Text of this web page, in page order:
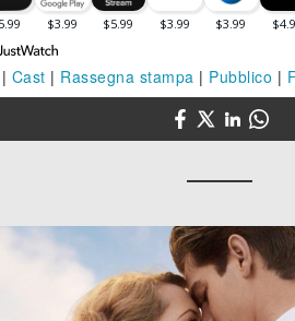
| Cast | Rassegna stampa | Pubblico |